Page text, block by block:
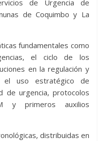
de Urgencia de
de Coquimbo y La
fundamentales como
el ciclo de los
en la regulación y
el uso estratégico de
de urgencia, protocolos
y primeros auxilios
distribuidas en